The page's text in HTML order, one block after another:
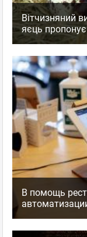
Вітчизняний
яєць пропонує
В помощь